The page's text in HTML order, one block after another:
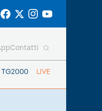
TG2000 LIVE
Contatti